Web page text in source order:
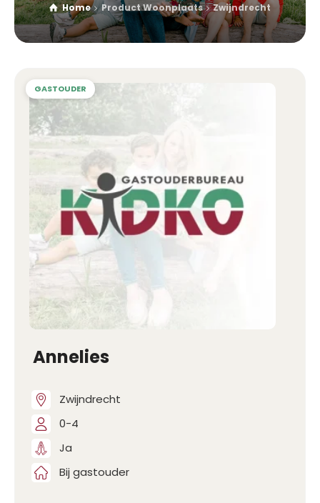
Home Product Woonplaats Zwijndrecht
Annelies
Zwijndrecht
0-4
Ja
Bij gastouder